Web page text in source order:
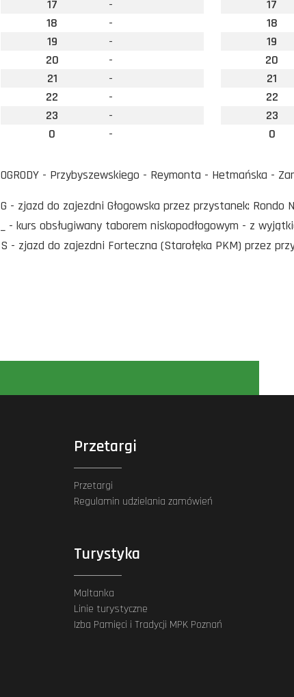
17
-
18
-
19
-
20
-
21
-
22
-
23
-
0
-
17
18
19
20
21
22
23
0
OGRODY - Przybyszewskiego - Reymonta - Hetmańska -
G - zjazd do zajezdni Głogowska przez przystanek: Rondo
_ - kurs obsługiwany taborem niskopodłogowym - z
S - zjazd do zajezdni Forteczna (Starołęka PKM) przez
Przetargi
Przetargi
Regulamin udzielania zamówień
Turystyka
Maltanka
Linie turystyczne
Izba Pamięci i Tradycji MPK Poznań